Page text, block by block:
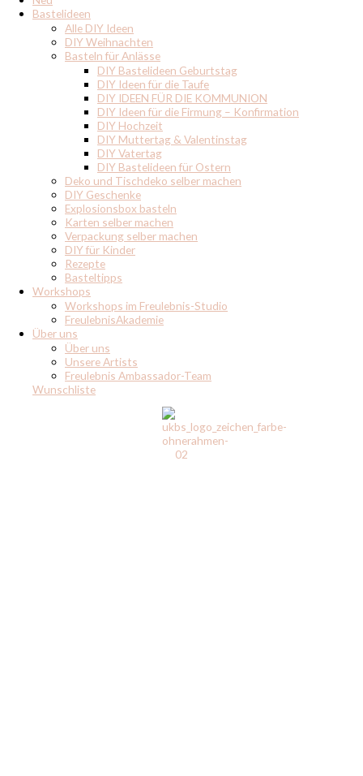
Bastelideen
Alle DIY Ideen
DIY Weihnachten
Basteln für Anlässe
DIY Bastelideen Geburtstag
DIY Ideen für die Taufe
DIY IDEEN FÜR DIE KOMMUNION
DIY Ideen für die Firmung – Konfirmation
DIY Hochzeit
DIY Muttertag & Valentinstag
DIY Vatertag
DIY Bastelideen für Ostern
Deko und Tischdeko selber machen
DIY Geschenke
Explosionsbox basteln
Karten selber machen
Verpackung selber machen
DIY für Kinder
Rezepte
Basteltipps
Workshops
Workshops im Freulebnis-Studio
FreulebnisAkademie
Über uns
Über uns
Unsere Artists
Freulebnis Ambassador-Team
Wunschliste